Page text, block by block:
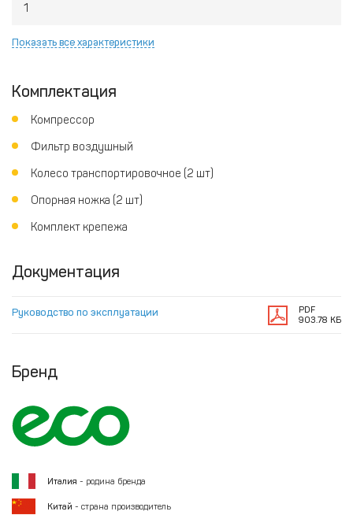
1
Показать все характеристики
Комплектация
Компрессор
Фильтр воздушный
Колесо транспортировочное (2 шт)
Опорная ножка (2 шт)
Комплект крепежа
Документация
Руководство по эксплуатации
PDF
903.78 КБ
Бренд
Италия - родина бренда
Китай - страна производитель